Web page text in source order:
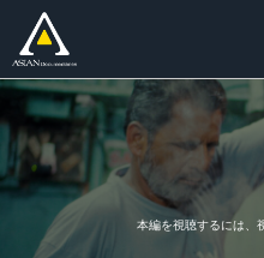
本編を視聴するには、